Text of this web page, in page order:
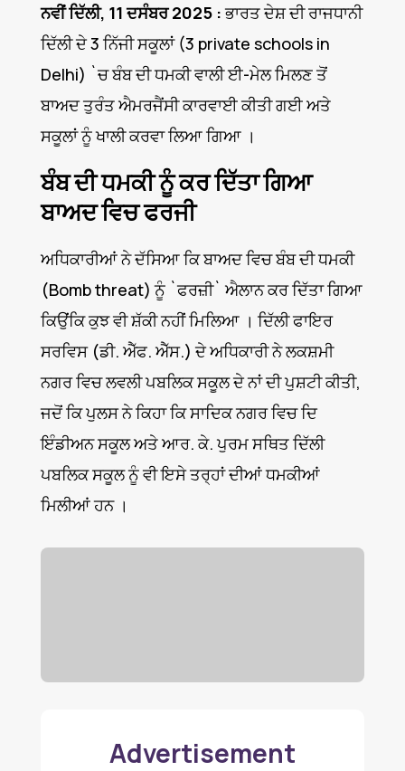
ਨਵੀਂ ਦਿੱਲੀ, 11 ਦਸੰਬਰ 2025 :ਭਾਰਤ ਦੇਸ਼ ਦੀ ਰਾਜਧਾਨੀ
ਦਿੱਲੀ ਦੇ 3 ਨਿੱਜੀ ਸਕੂਲਾਂ (3 private schools in
Delhi) `ਚ ਬੰਬ ਦੀ ਧਮਕੀ ਵਾਲੀ ਈ-ਮੇਲ ਮਿਲਣ ਤੋਂ
ਬਾਅਦ ਤੁਰੰਤ ਐਮਰਜੈਂਸੀ ਕਾਰਵਾਈ ਕੀਤੀ ਗਈ ਅਤੇ
ਸਕੂਲਾਂ ਨੂੰ ਖਾਲੀ ਕਰਵਾ ਲਿਆ ਗਿਆ ।
ਬੰਬ ਦੀ ਧਮਕੀ ਨੂੰ ਕਰ ਦਿੱਤਾ ਗਿਆ
ਬਾਅਦ ਵਿਚ ਫਰਜੀ
ਅਧਿਕਾਰੀਆਂ ਨੇ ਦੱਸਿਆ ਕਿ ਬਾਅਦ ਵਿਚ ਬੰਬ ਦੀ ਧਮਕੀ
(Bomb threat) ਨੂੰ `ਫਰਜ਼ੀ` ਐਲਾਨ ਕਰ ਦਿੱਤਾ ਗਿਆ
ਕਿਉਂਕਿ ਕੁਝ ਵੀ ਸ਼ੱਕੀ ਨਹੀਂ ਮਿਲਿਆ । ਦਿੱਲੀ ਫਾਇਰ
ਸਰਵਿਸ (ਡੀ. ਐੱਫ. ਐੱਸ.) ਦੇ ਅਧਿਕਾਰੀ ਨੇ ਲਕਸ਼ਮੀ
ਨਗਰ ਵਿਚ ਲਵਲੀ ਪਬਲਿਕ ਸਕੂਲ ਦੇ ਨਾਂ ਦੀ ਪੁਸ਼ਟੀ ਕੀਤੀ,
ਜਦੋਂ ਕਿ ਪੁਲਸ ਨੇ ਕਿਹਾ ਕਿ ਸਾਦਿਕ ਨਗਰ ਵਿਚ ਦਿ
ਇੰਡੀਅਨ ਸਕੂਲ ਅਤੇ ਆਰ. ਕੇ. ਪੁਰਮ ਸਥਿਤ ਦਿੱਲੀ
ਪਬਲਿਕ ਸਕੂਲ ਨੂੰ ਵੀ ਇਸੇ ਤਰ੍ਹਾਂ ਦੀਆਂ ਧਮਕੀਆਂ
ਮਿਲੀਆਂ ਹਨ ।
Advertisement